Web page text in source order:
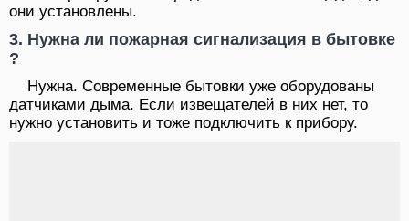
они установлены.
3. Нужна ли пожарная сигнализация в бытовке
?
Нужна. Современные бытовки уже оборудованы
датчиками дыма. Если извещателей в них нет, то
нужно установить и тоже подключить к прибору.